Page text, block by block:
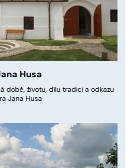
Husa
době, životu, dílu tradici a odkazu
Jana Husa